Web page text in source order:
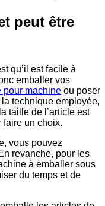
peut être
qu’il est facile à
emballer vos
pour machine ou poser
technique employée,
taille de l’article est
faire un choix.
vous pouvez
revanche, pour les
à emballer sous
du temps et de